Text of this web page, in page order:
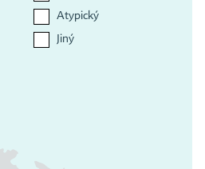
Atypický
Jiný